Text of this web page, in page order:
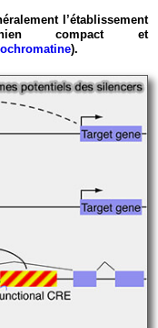
l’établissement
compact et
).